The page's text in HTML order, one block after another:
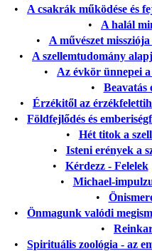
• A csakrák működése és
• A halál
• A művészet
• A szellemtudomány
• Az évkör ünnepei
• Beavatás
• Érzékitől az
• Földfejlődés és
• Hét titok a
• Isteni erények a
• Kérdezz - Felelek
• Michael-
•
• Önmagunk valódi
•
• Spirituális zoológia - az